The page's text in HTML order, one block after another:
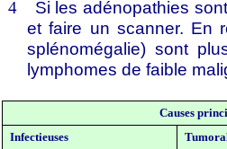
4
Si les adénopathies
et faire un scanner. En
splénomégalie) sont
lymphomes de faible
Causes
Infectieuses